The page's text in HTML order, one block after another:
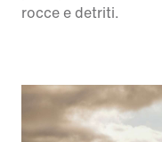
rocce e detriti.